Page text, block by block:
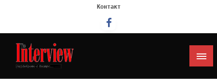
Контакт